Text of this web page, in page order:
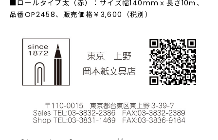
■ロールタイプ太（赤）：サイズ幅140mmｘ長さ10ｍ、
品番OP2458、販売価格￥3,600（税別）